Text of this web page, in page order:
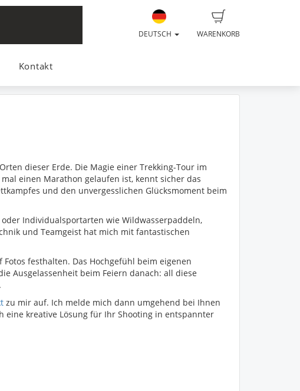
WARENKORB
DEUTSCH
Kontakt
dieser Erde. Die Magie einer Trekking-Tour im
einen Marathon gelaufen ist, kennt sicher das
und den unvergesslichen Glücksmoment beim
Individualsportarten wie Wildwasserpaddeln,
und Teamgeist hat mich mit fantastischen
festhalten. Das Hochgefühl beim eigenen
Ausgelassenheit beim Feiern danach: all diese
zu mir auf. Ich melde mich dann umgehend bei Ihnen
kreative Lösung für Ihr Shooting in entspannter